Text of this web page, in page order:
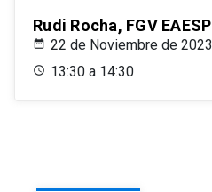
Rudi Rocha, FGV EAESP
22 de Noviembre de 2023
13:30 a 14:30